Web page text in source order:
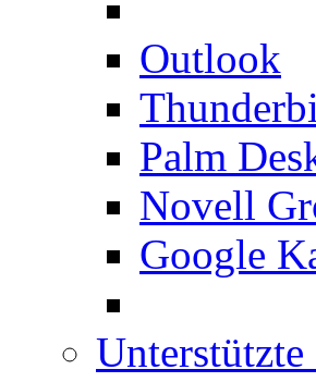
Outlook
Palm
Novell
Google
Unterstützte